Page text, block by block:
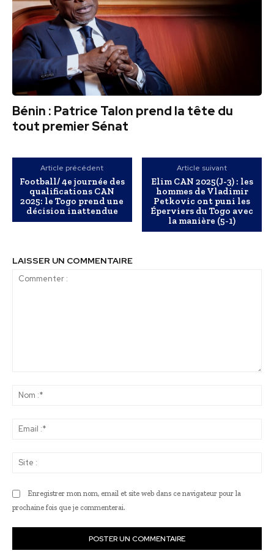
Bénin : Patrice Talon prend la tête du
tout premier Sénat
Article précédent
Football/ 4e journée des
qualifications CAN
2025: le Togo prend une
décision inattendue
Article suivant
Elim CAN 2025(J-3) : les
hommes de Vladimir
Petkovic ont puni les
Éperviers du Togo avec
la manière (5-1)
LAISSER UN COMMENTAIRE
Enregistrer mon nom, email et site web dans ce navigateur pour la
prochaine fois que je commenterai.